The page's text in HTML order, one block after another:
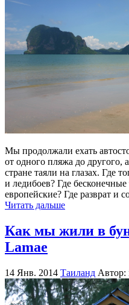
Мы продолжали ехать
от одного пляжа до другого,
стране таяли на глазах. Где
и ледибоев? Где
европейские? Где разврат и
Читать дальше
Как мы жили в
Lamae
14 Янв. 2014 Таиланд Автор: